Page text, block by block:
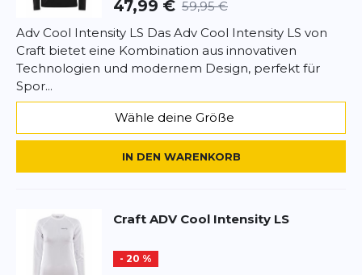
47,99 € 59,95 €
Adv Cool Intensity LS Das Adv Cool Intensity LS von
Craft bietet eine Kombination aus innovativen
Technologien und modernem Design, perfekt für
Spor...
Wähle deine Größe
IN DEN WARENKORB
Craft ADV Cool Intensity LS
- 20 %